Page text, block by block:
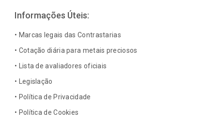
b
o
o
k
f
a
g
r
a
e
d
i
n
i
e
s
Informações Úteis:
• Marcas legais das Contrastarias
• Cotação diária para metais preciosos
• Lista de avaliadores oficiais
• Legislação
• Política de Privacidade
• Política de Cookies